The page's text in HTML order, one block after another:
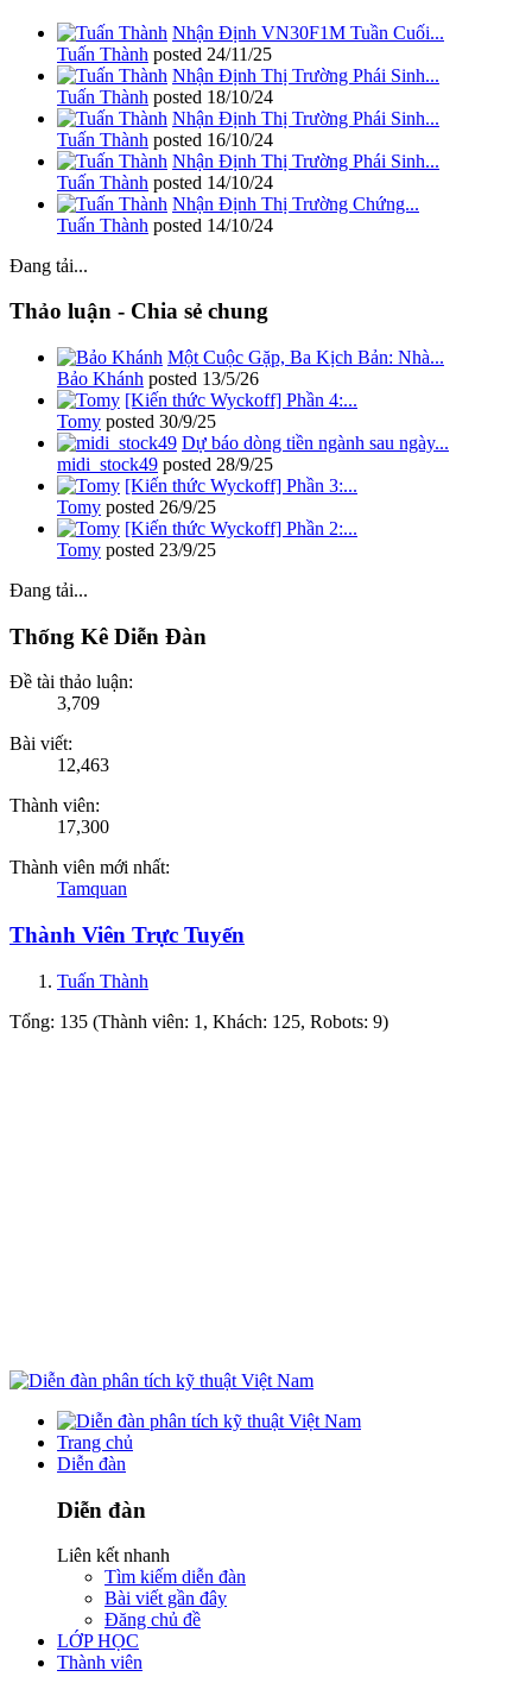
Nhận Định VN30F1M Tuần Cuối...
Tuấn Thành posted 24/11/25
Nhận Định Thị Trường Phái Sinh...
Tuấn Thành posted 18/10/24
Nhận Định Thị Trường Phái Sinh...
Tuấn Thành posted 16/10/24
Nhận Định Thị Trường Phái Sinh...
Tuấn Thành posted 14/10/24
Nhận Định Thị Trường Chứng...
Tuấn Thành posted 14/10/24
Đang tải...
Thảo luận - Chia sẻ chung
Một Cuộc Gặp, Ba Kịch Bản: Nhà...
Bảo Khánh posted 13/5/26
[Kiến thức Wyckoff] Phần 4:...
Tomy posted 30/9/25
Dự báo dòng tiền ngành sau ngày...
midi_stock49 posted 28/9/25
[Kiến thức Wyckoff] Phần 3:...
Tomy posted 26/9/25
[Kiến thức Wyckoff] Phần 2:...
Tomy posted 23/9/25
Đang tải...
Thống Kê Diễn Đàn
Đề tài thảo luận:
3,709
Bài viết:
12,463
Thành viên:
17,300
Thành viên mới nhất:
Tamquan
Thành Viên Trực Tuyến
Tuấn Thành
Tổng: 135 (Thành viên: 1, Khách: 125, Robots: 9)
Trang chủ
Diễn đàn
Diễn đàn
Liên kết nhanh
Tìm kiếm diễn đàn
Bài viết gần đây
Đăng chủ đề
LỚP HỌC
Thành viên